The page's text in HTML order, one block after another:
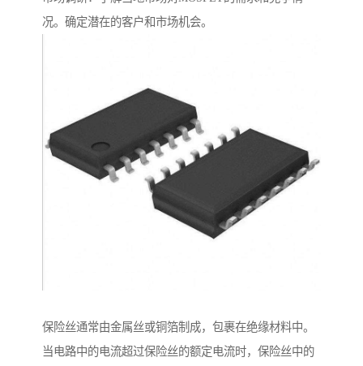
况。确定潜在的客户和市场机会。
保险丝通常由金属丝或铜箔制成，包裹在绝缘材料中。
当电路中的电流超过保险丝的额定电流时，保险丝中的